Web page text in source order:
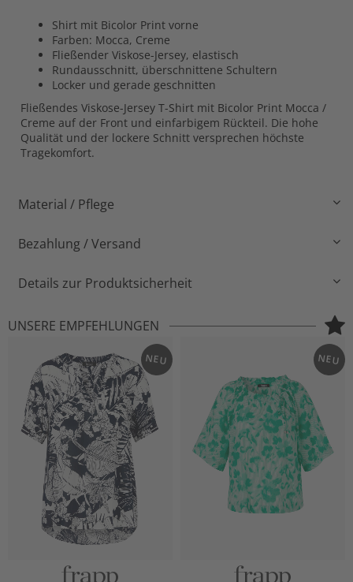
Shirt mit Bicolor Print vorne
Farben: Mocca, Creme
Fließender Viskose-Jersey, elastisch
Rundausschnitt, überschnittene Schultern
Locker und gerade geschnitten
Fließendes Viskose-Jersey T-Shirt mit Bicolor Print Mocca /
Creme auf der Front und einfarbigem Rückteil. Die hohe
Qualität und der lockere Schnitt versprechen höchste
Tragekomfort.
Material / Pflege
Bezahlung / Versand
Details zur Produktsicherheit
UNSERE EMPFEHLUNGEN
NEU NEU